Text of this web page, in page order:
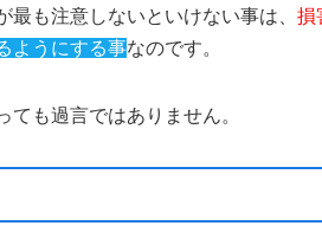
も注意しないといけない事は、 損
ようにする事なのです。
も過言ではありません。